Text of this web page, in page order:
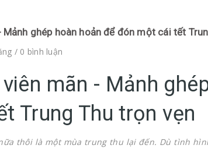
Mảnh ghép hoàn hoản để đón một cái tết
/ 0 bình luận
mãn - Mảnh
Trung Thu trọn vẹn
thôi là một mùa trung thu lại đến. Dù tình